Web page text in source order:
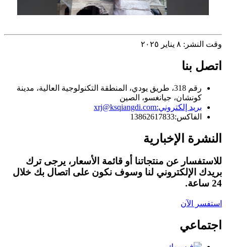
وقت النشر: ٨ يناير ٢٠٢٥
اتصل بنا
رقم 318، طريق يودي، المنطقة التكنولوجية العالية، مدينة
كونشان، جيانغسو، الصين
بريد إلكتروني:xrj@ksqiangdi.com
الفاكس:13862617833
النشرة الإخبارية
للاستفسار عن منتجاتنا أو قائمة الأسعار، يرجى ترك
بريدك الإلكتروني لنا وسوف نكون على اتصال بك خلال
24 ساعة.
استفسر الآن
اجتماعي